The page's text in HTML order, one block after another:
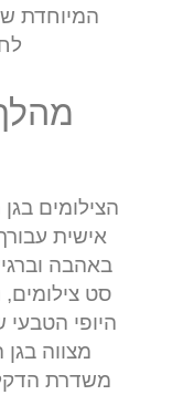
המיוחדת
הצילומים
אישית
באהבה
סט צילומים,
היופי
מצווה
משדרת